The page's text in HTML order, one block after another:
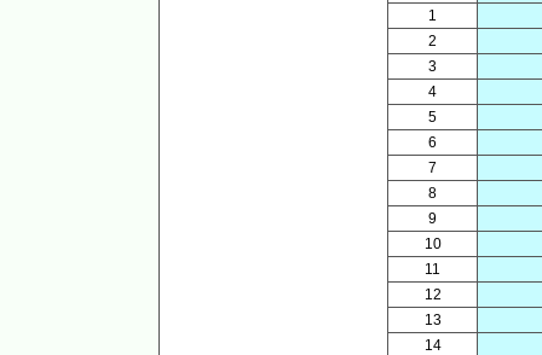
1
2
3
4
5
6
7
8
9
10
11
12
13
14